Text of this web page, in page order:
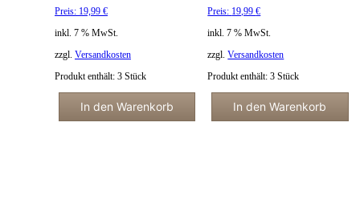
Preis: 19,99 €
inkl. 7 % MwSt.
zzgl. Versandkosten
Produkt enthält: 3 Stück
In den Warenkorb
Preis: 19,99€
inkl. 7 % MwSt.
zzgl.Versandkosten
Produkt enthält: 3Stück
In den Warenkorb